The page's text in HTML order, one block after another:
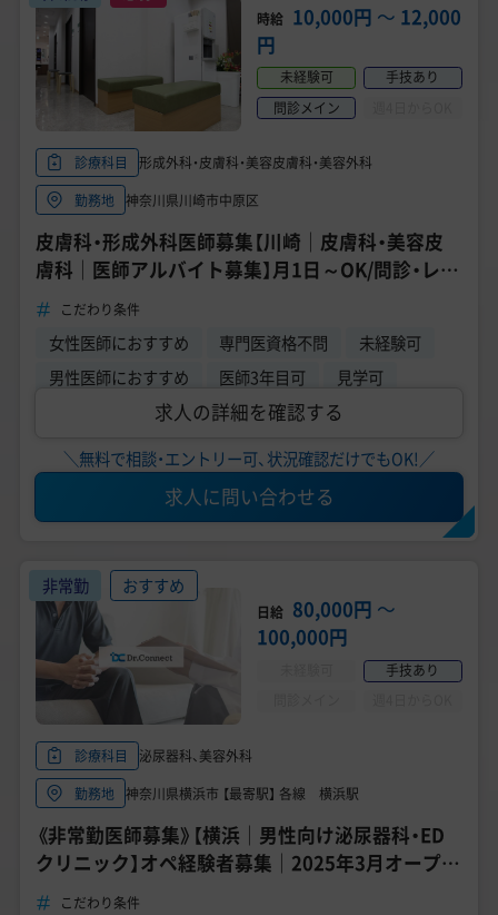
時給 10,000円 〜 12,000
円
未経験可
手技あり
問診メイン
診療科目
形成外科・皮膚科・美容皮膚科・美容外科
勤務地 神奈川県川崎市中原区
皮膚科・形成外科医師募集【川崎｜皮膚科・美容皮
膚科｜医師アルバイト募集】月1日～OK/問診・レー
ザーなど/研修あり
こだわり条件
女性医師におすすめ 専門医資格不問
未経験可
男性医師におすすめ
医師3年目可 見学可
求人の詳細を確認する
＼無料で相談・エントリー可、状況確認だけでもOK!／
求人に問い合わせる
非常勤 おすすめ
日給 80,000円 〜
100,000円
手技あり
診療科目
泌尿器科、美容外科
勤務地 神奈川県横浜市 【最寄駅】 各線 横浜駅
《非常勤医師募集》【横浜｜男性向け泌尿器科・ED
クリニック】オペ経験者募集｜2025年3月オープ
ン！ こだわり条件